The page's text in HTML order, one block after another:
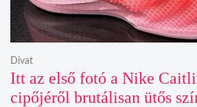
Itt az első fotó a Nike
cipőjéről brutálisan ütős
Divat